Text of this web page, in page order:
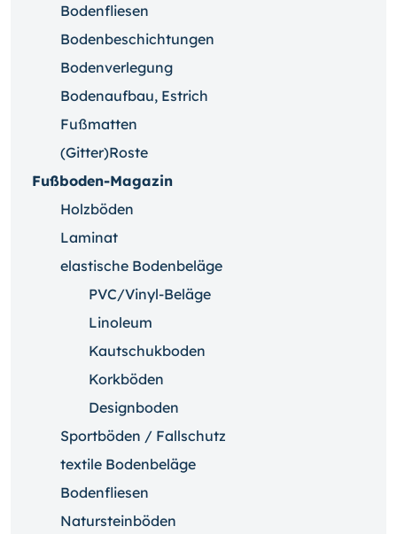
Bodenfliesen
Bodenbeschichtungen
Bodenverlegung
Bodenaufbau, Estrich
Fußmatten
(Gitter)Roste
Fußboden-Magazin
Holzböden
Laminat
elastische Bodenbeläge
PVC/Vinyl-Beläge
Linoleum
Kautschukboden
Korkböden
Designboden
Sportböden / Fallschutz
textile Bodenbeläge
Bodenfliesen
Natursteinböden